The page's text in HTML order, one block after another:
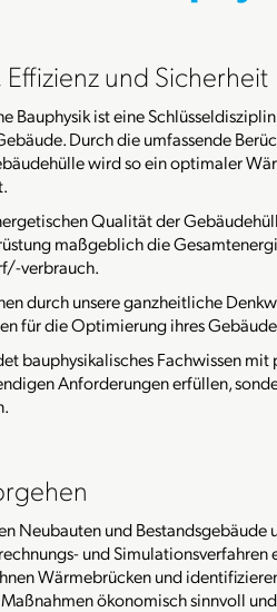
und Sicherheit
Bauphysik ist eine
Durch die umfassende
wird so ein optimaler
Qualität der
maßgeblich die
verbrauch.
durch unsere ganzheitliche
für die Optimierung ihres
bauphysikalisches Fachwissen
Anforderungen erfüllen,
Neubauten und
und
Wärmebrücken und
ökonomisch sinnvoll